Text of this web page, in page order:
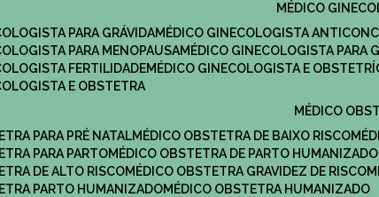
MÉDICO
PARA GRÁVIDA
MÉDICO GINECOLOGISTA
PARA MENOPAUSA
MÉDICO GINECOLOGISTA PARA
FERTILIDADE
MÉDICO GINECOLOGISTA E
E OBSTETRA
MÉDICO
PARA PRÉ NATAL
MÉDICO OBSTETRA DE BAIXO RISCO
PARA PARTO
MÉDICO OBSTETRA DE PARTO HUMANIZADO
DE ALTO RISCO
MÉDICO OBSTETRA GRAVIDEZ DE RISCO
PARTO HUMANIZADO
MÉDICO OBSTETRA HUMANIZADO